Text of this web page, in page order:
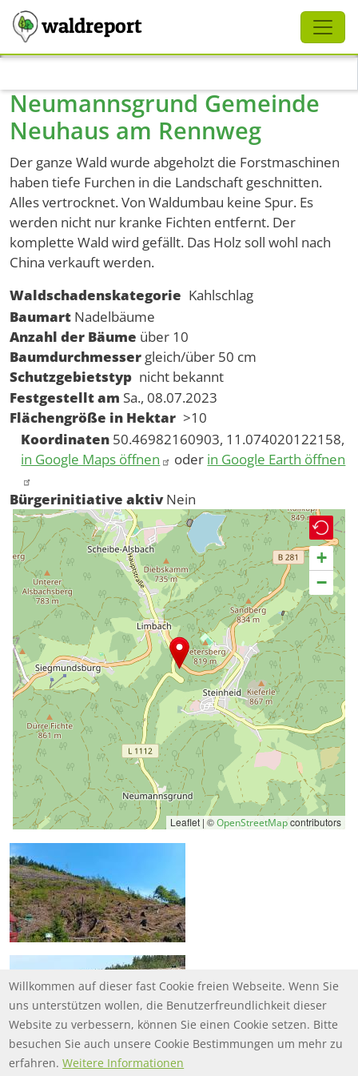
waldreport
Neumannsgrund Gemeinde
Neuhaus am Rennweg
Der ganze Wald wurde abgeholzt die Forstmaschinen
haben tiefe Furchen in die Landschaft geschnitten.
Alles vertrocknet. Von Waldumbau keine Spur. Es
werden nicht nur kranke Fichten entfernt. Der
komplette Wald wird gefällt. Das Holz soll wohl nach
China verkauft werden.
Waldschadenskategorie Kahlschlag
Baumart Nadelbäume
Anzahl der Bäume über 10
Baumdurchmesser gleich/über 50 cm
Schutzgebietstyp nicht bekannt
Festgestellt am Sa., 08.07.2023
Flächengröße in Hektar >10
Koordinaten 50.46982160903, 11.074020122158,
in Google Maps öffnen
oder in Google Earth öffnen
Bürgerinitiative aktiv Nein
+
−
Leaflet | ©OpenStreetMapcontributors
Schliessen
Willkommen auf dieser fast Cookie freien Webseite. Wenn Sie
uns unterstützen wollen, die Benutzerfreundlichkeit dieser
Website zu verbessern, können Sie einen Cookie setzen. Bitte
besuchen Sie auch unsere Cookie Bestimmungen um mehr zu
erfahren. Weitere Informationen